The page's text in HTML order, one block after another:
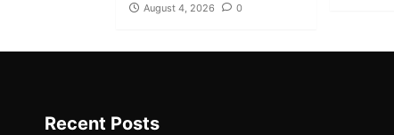
August 4, 2026 0
Recent Posts